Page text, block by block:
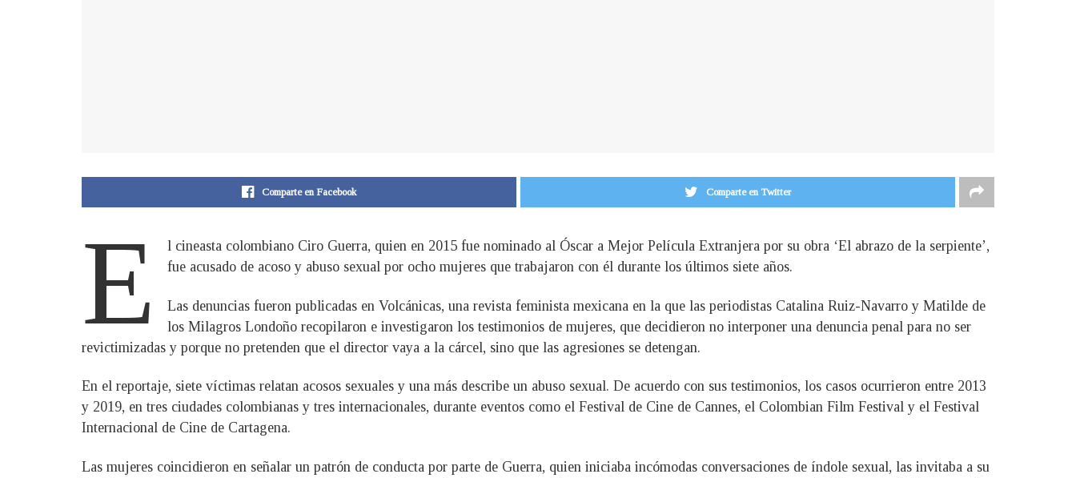
Comparte en Facebook Comparte en Twitter
E
l cineasta colombiano Ciro Guerra, quien en 2015 fue nominado al Óscar a Mejor Película Extranjera por su obra ‘El abrazo de la serpiente’,
fue acusado de acoso y abuso sexual por ocho mujeres que trabajaron con él durante los últimos siete años.
Las denuncias fueron publicadas en Volcánicas, una revista feminista mexicana en la que las periodistas Catalina Ruiz-Navarro y Matilde de
los Milagros Londoño recopilaron e investigaron los testimonios de mujeres, que decidieron no interponer una denuncia penal para no ser
revictimizadas y porque no pretenden que el director vaya a la cárcel, sino que las agresiones se detengan.
En el reportaje, siete víctimas relatan acosos sexuales y una más describe un abuso sexual. De acuerdo con sus testimonios, los casos ocurrieron entre 2013
y 2019, en tres ciudades colombianas y tres internacionales, durante eventos como el Festival de Cine de Cannes, el Colombian Film Festival y el Festival
Internacional de Cine de Cartagena.
Las mujeres coincidieron en señalar un patrón de conducta por parte de Guerra, quien iniciaba incómodas conversaciones de índole sexual, las invitaba a su